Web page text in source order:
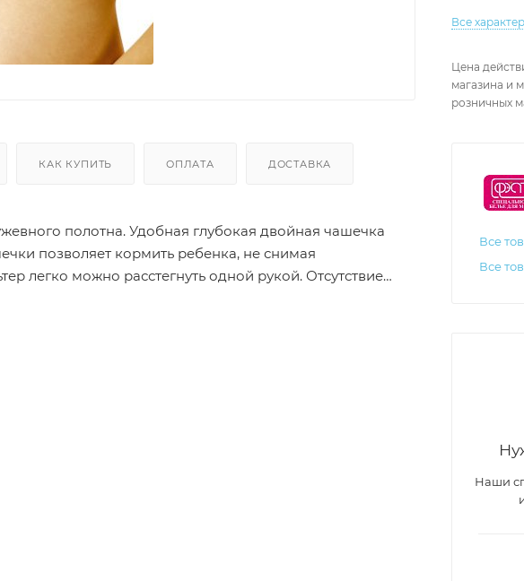
КАК КУПИТЬ ОПЛАТА ДОСТАВКА
полотна. Удобная глубокая двойная чашечка
позволяет кормить ребенка, не снимая
легко можно расстегнуть одной рукой. Отсутствие
Все
Цена
магазина и
розничных
Все
Все
Наши